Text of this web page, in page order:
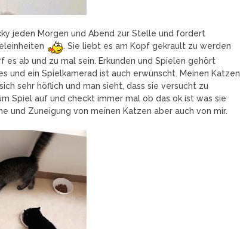
jeden Morgen und Abend zur Stelle und fordert
. Sie liebt es am Kopf gekrault zu werden
es ab und zu mal sein. Erkunden und Spielen gehört
und ein Spielkamerad ist auch erwünscht. Meinen Katzen
sehr höflich und man sieht, dass sie versucht zu
Spiel auf und checkt immer mal ob das ok ist was sie
und Zuneigung von meinen Katzen aber auch von mir.